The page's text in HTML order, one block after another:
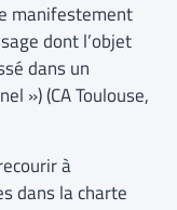
manifestement
dont l’objet
dans un
») (CA Toulouse,
à
dans la charte